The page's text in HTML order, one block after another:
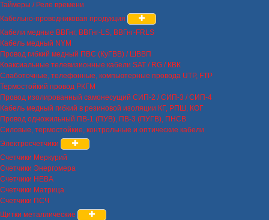
Таймеры / Реле времени
Кабельно-проводниковая продукция
Кабели медные ВВГнг, ВВГнг-LS, ВВГнг-FRLS
Кабель медный NYM
Провод гибкий медный ПВС (КуГВВ) / ШВВП
Коаксиальные телевизионные кабели SAT / RG / КВК
Слаботочные, телефонные, компьютерные провода UTP, FTP
Термостойкий провод РКГМ
Провод изолированный самонесущий СИП-2 / СИП-3 / СИП-4
Кабель медный гибкий в резиновой изоляции КГ, РПШ, КОГ
Провод одножильный ПВ-1 (ПУВ), ПВ-3 (ПУГВ), ПНСВ
Силовые, термостойкие, контрольные и оптические кабели
Электросчетчики
Счетчики Меркурий
Счетчики Энергомера
Счетчики НЕВА
Счетчики Матрица
Счетчики ПСЧ
Щитки металлические